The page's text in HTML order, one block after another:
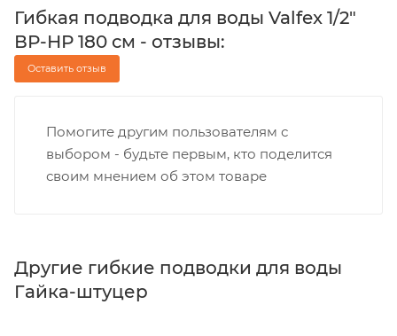
Гибкая подводка для воды Valfex 1/2"
ВР-НР 180 см - отзывы:
Оставить отзыв
Помогите другим пользователям с
выбором - будьте первым, кто поделится
своим мнением об этом товаре
Другие гибкие подводки для воды
Гайка-штуцер